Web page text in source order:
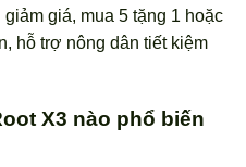
giá, mua 5 tặng 1 hoặc
hỗ trợ nông dân tiết kiệm
X3 nào phổ biến